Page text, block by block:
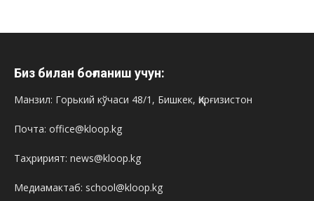
Биз билан боғланиш учун:
Манзил: Горький кўчаси 48/1, Бишкек, Қирғизистон
Почта: office@kloop.kg
Таҳририят: news@kloop.kg
Медиамактаб: school@kloop.kg